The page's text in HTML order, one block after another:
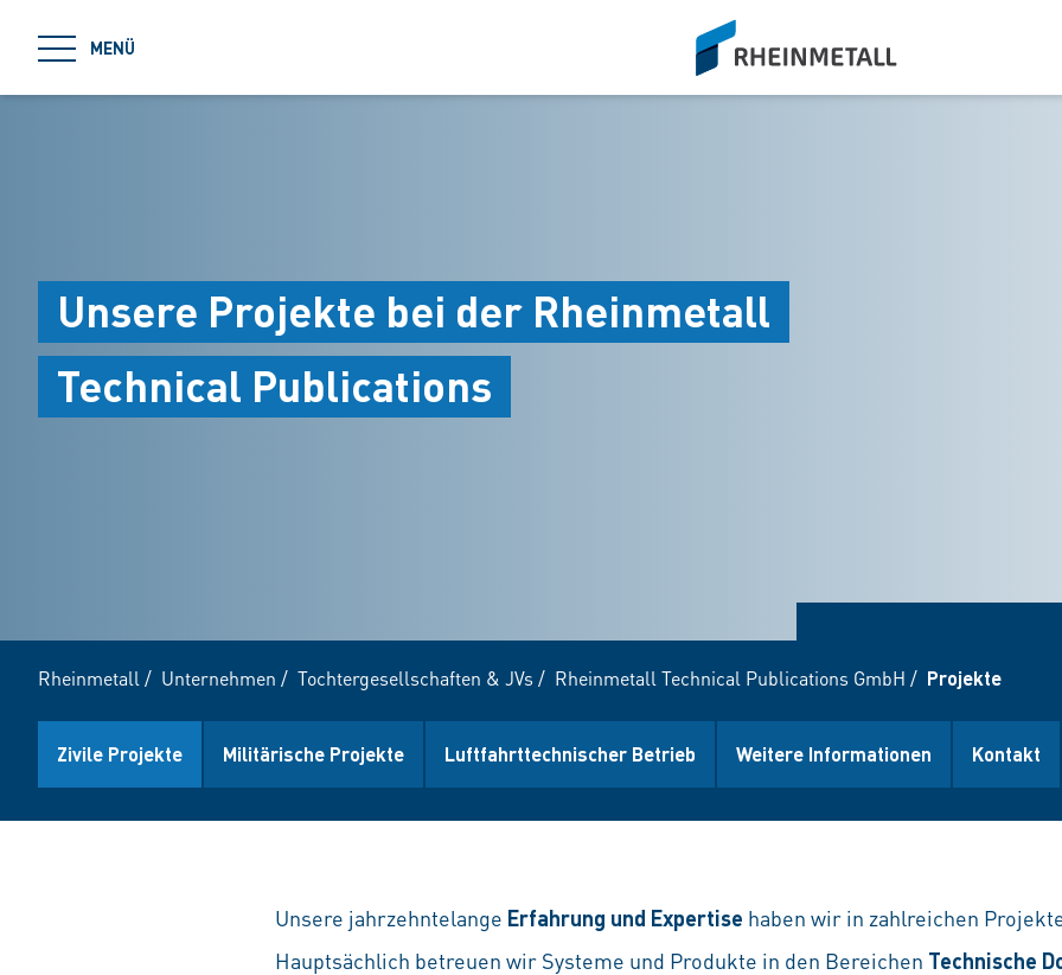
MENÜ
siteLogo
Unsere Projekte bei der Rheinmetall
Technical Publications
Rheinmetall / Unternehmen / Tochtergesellschaften & JVs / Rheinmetall Technical Publications GmbH / Projekte
Zivile Projekte Militärische Projekte Luftfahrttechnischer Betrieb Weitere Informationen Kontakt
Unsere jahrzehntelange Erfahrung und Expertise haben wir in zahlreichen
Hauptsächlich betreuen wir Systeme und Produkte in den Bereichen Technische